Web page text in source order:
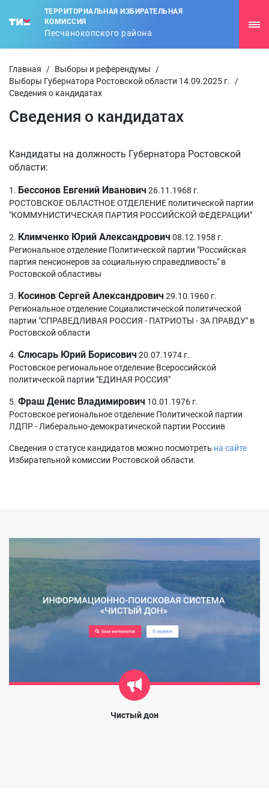
ТЕРРИТОРИАЛЬНАЯ ИЗБИРАТЕЛЬНАЯ
КОМИССИЯ
Песчанокопского района
Главная / Выборы и референдумы
/
Выборы Губернатора Ростовской области 14.09.2025 г.
/
Сведения о кандидатах
Сведения о кандидатах
Кандидаты на должность Губернатора Ростовской
области:
1. Бессонов Евгений Иванович 26.11.1968 г.
РОСТОВСКОЕ ОБЛАСТНОЕ ОТДЕЛЕНИЕ политической партии
"КОММУНИСТИЧЕСКАЯ ПАРТИЯ РОССИЙСКОЙ ФЕДЕРАЦИИ"
2. Климченко Юрий Александрович 08.12.1958 г.
Региональное отделение Политической партии "Российская
партия пенсионеров за социальную справедливость" в
Ростовской областивы
3. Косинов Сергей Александрович 29.10.1960 г.
Региональное отделение Социалистической политической
партии "СПРАВЕДЛИВАЯ РОССИЯ - ПАТРИОТЫ - ЗА ПРАВДУ" в
Ростовской области
4. Слюсарь Юрий Борисович 20.07.1974 г.
Ростовское региональное отделение Всероссийской
политической партии "ЕДИНАЯ РОССИЯ"
5. Фраш Денис Владимирович 10.01.1976 г.
Ростовское региональное отделение Политической партии
ЛДПР - Либерально-демократической партии Россиив
Сведения о статусе кандидатов можно посмотреть на сайте
Избирательной комиссии Ростовской области.
Чистый дон